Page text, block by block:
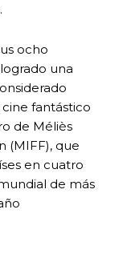
ocho
una
fantástico
de Méliès
(MIFF), que
en cuatro
de más